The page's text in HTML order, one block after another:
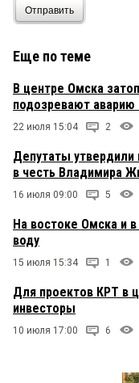
Отправить
Еще по теме
В центре Омска
подозревают аварию
22 июля 15:04 2
Депутаты утвердили
в честь Владимира
16 июля 09:00 5
На востоке Омска и
воду
15 июля 15:34 1
Для проектов КРТ в
инвесторы
10 июля 17:00 6